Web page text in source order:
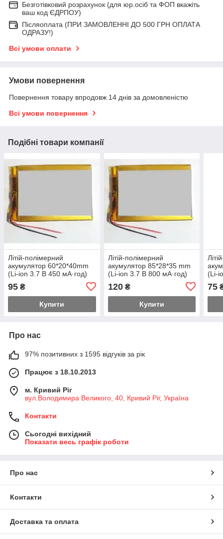
Безготівковий розрахунок (для юр.осіб та ФОП вкажіть
ваш код ЄДРПОУ)
Післяоплата (ПРИ ЗАМОВЛЕННІ ДО 500 ГРН ОПЛАТА
ОДРАЗУ!)
Всі умови оплати
Умови повернення
Повернення товару впродовж 14 днів за домовленістю
Всі умови повернення
Подібні товари компанії
Літій-полімерний
акумулятор 60*20*40mm
(Li-ion 3.7 В 450 мА·год)
95 ₴
Купити
Літій-полімерний
акумулятор 85*28*35 mm
(Li-ion 3.7 В 800 мА·год)
120₴
Купити
(Li-
75
Про нас
97% позитивних з 1595 відгуків за рік
Працює з 18.10.2013
м. Кривий Ріг
вул.Володимира Великого, 40, Кривий Ріг, Україна
Контакти
Сьогодні вихідний
Показати весь графік роботи
Про нас
Контакти
Доставка та оплата